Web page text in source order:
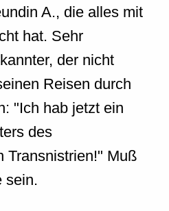
A., die alles mit
hat. Sehr
der nicht
Reisen durch
"Ich hab jetzt ein
des
Transnistrien!" Muß
sein.